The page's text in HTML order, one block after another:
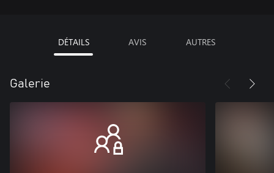
DÉTAILS AVIS AUTRES
Galerie